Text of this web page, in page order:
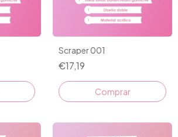
Scraper 001
€17,19